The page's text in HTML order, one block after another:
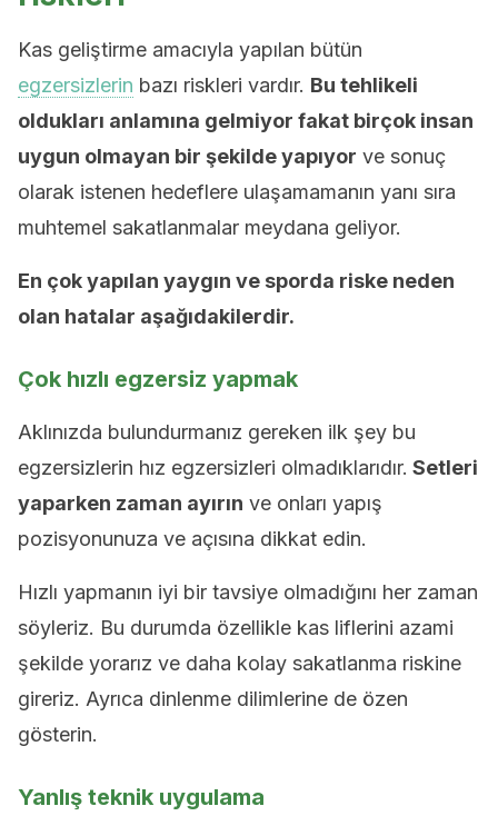
Kas geliştirme amacıyla yapılan bütün
egzersizlerin bazı riskleri vardır. Bu tehlikeli
oldukları anlamına gelmiyor fakat birçok insan
uygun olmayan bir şekilde yapıyor ve sonuç
olarak istenen hedeflere ulaşamamanın yanı sıra
muhtemel sakatlanmalar meydana geliyor.
En çok yapılan yaygın ve sporda riske neden
olan hatalar aşağıdakilerdir.
Çok hızlı egzersiz yapmak
Aklınızda bulundurmanız gereken ilk şey bu
egzersizlerin hız egzersizleri olmadıklarıdır. Setleri
yaparken zaman ayırın ve onları yapış
pozisyonunuza ve açısına dikkat edin.
Hızlı yapmanın iyi bir tavsiye olmadığını her zaman
söyleriz. Bu durumda özellikle kas liflerini azami
şekilde yorarız ve daha kolay sakatlanma riskine
gireriz. Ayrıca dinlenme dilimlerine de özen
gösterin.
Yanlış teknik uygulama